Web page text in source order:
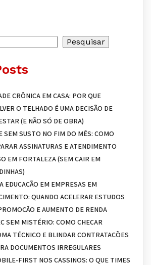
Pesquisar
CRÔNICA EM CASA: POR QUE
O TELHADO É UMA DECISÃO DE
(E NÃO SÓ DE OBRA)
SEM SUSTO NO FIM DO MÊS: COMO
ASSINATURAS E ATENDIMENTO
EM FORTALEZA (SEM CAIR EM
EDUCAÇÃO EM EMPRESAS EM
QUANDO ACELERAR ESTUDOS
E AUMENTO DE RENDA
SEM MISTÉRIO: COMO CHECAR
TÉCNICO E BLINDAR CONTRATAÇÕES
DOCUMENTOS IRREGULARES
FIRST NOS CASSINOS: O QUE TIMES